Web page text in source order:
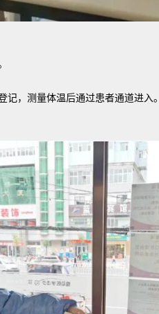
，测量体温后通过患者通道进入。